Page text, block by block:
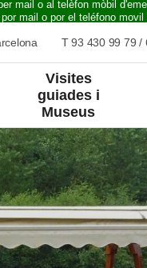
mail o al telèfon mòbil
por mail o por el teléfono movil
T93 430 99 79 /
Visites
guiades i
Museus